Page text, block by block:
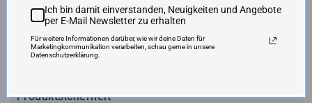
VERSANDKOSTEN UND LIEFERZEIT
Produktsicherheit
Ich bin damit einverstanden, Neuigkeiten und Angebote
per E-Mail Newsletter zu erhalten
Für weitere Informationen darüber, wie wir deine Daten für
Marketingkommunikation verarbeiten, schau gerne in unsere
Datenschutzerklärung.